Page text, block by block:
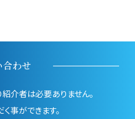
わせ
介者は必要ありません。
事ができます。